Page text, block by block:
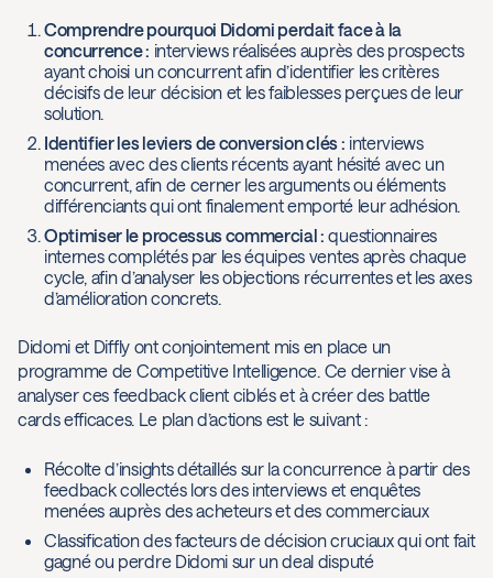
Comprendre pourquoi Didomi perdait face à la
concurrence : interviews réalisées auprès des prospects
ayant choisi un concurrent afin d’identifier les critères
décisifs de leur décision et les faiblesses perçues de leur
solution.
Identifier les leviers de conversion clés : interviews
menées avec des clients récents ayant hésité avec un
concurrent, afin de cerner les arguments ou éléments
différenciants qui ont finalement emporté leur adhésion.
Optimiser le processus commercial : questionnaires
internes complétés par les équipes ventes après chaque
cycle, afin d’analyser les objections récurrentes et les axes
d’amélioration concrets.
Didomi et Diffly ont conjointement mis en place un
programme de Competitive Intelligence. Ce dernier vise à
analyser ces feedback client ciblés et à créer des battle
cards efficaces. Le plan d’actions est le suivant :
Récolte d’insights détaillés sur la concurrence à partir des
feedback collectés lors des interviews et enquêtes
menées auprès des acheteurs et des commerciaux
Classification des facteurs de décision cruciaux qui ont fait
gagné ou perdre Didomi sur un deal disputé